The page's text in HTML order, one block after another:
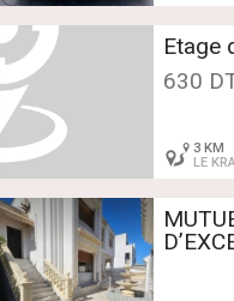
Etage
630
3 KM
LE